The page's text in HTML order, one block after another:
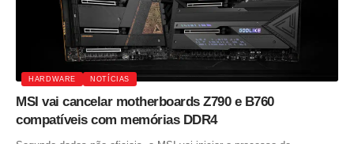
HARDWARE NOTÍCIAS
MSI vai cancelar motherboards Z790 e B760
compatíveis com memórias DDR4